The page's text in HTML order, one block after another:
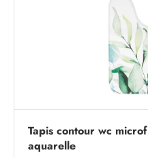
Tapis contour wc
aquarelle